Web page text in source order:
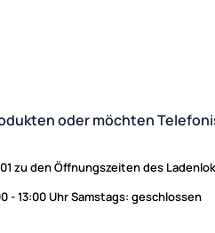
oder möchten
zu den Öffnungszeiten des
- 13:00 Uhr Samstags: geschlossen